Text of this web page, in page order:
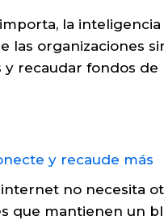
la inteligencia
las organizaciones
recaudar fondos de
no necesita
que mantienen un